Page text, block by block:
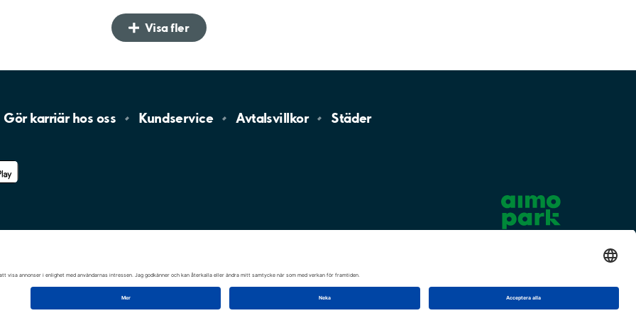
Visa fler
Gör karriär hos oss Kundservice Avtalsvillkor Städer